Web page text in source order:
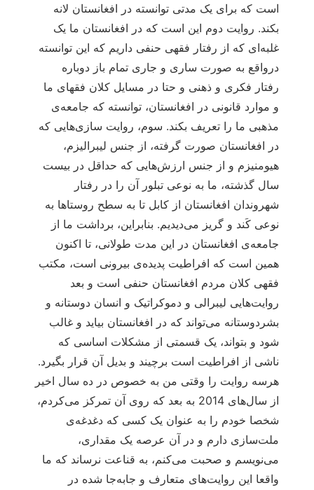
است که برای یک مدتی توانسته در افغانستان لانه
بکند. روایت دوم این است که در افغانستان ما یک
غلبه‌ای که از رفتار فقهی حنفی داریم که این توانسته
درواقع به صورت ساری و جاری تمام باز دوباره
رفتار فکری و ذهنی و حتا در مسایل کلان فقهای ما
و موارد قانونی در افغانستان، توانسته که جامعه‌ی
مذهبی ما را تعریف بکند. سوم، روایت سازی‌هایی که
در افغانستان صورت گرفته، از جنس لیبرالیزم،
هیومنیزم و از جنس ارزش‌هایی که حداقل در بیست
سال گذشته، ما به نوعی تبلور آن را در رفتار
شهروندان افغانستان از کابل تا به سطح روستاها به
نوعی کَند و گریز می‌دیدیم. بنابراین، برداشت ما از
جامعه‌ی افغانستان در این مدت طولانی، تا اکنون
همین است که افراطیت پدیده‌ی بیرونی است، مکتب
فقهی کلان مردم افغانستان حنفی است و بعد
روایت‌هایی لیبرالی و دموکراتیک و انسان دوستانه و
بشردوستانه می‌تواند که در افغانستان بیاید و غالب
شود و بتواند، یک قسمتی از مشکلات اساسی که
ناشی از افراطیت است برچیند و بدیل آن قرار بگیرد.
هرسه روایت را وقتی من به خصوص در ده سال اخیر
از سال‌های 2014 به بعد که روی آن تمرکز می‌کردم،
شخصا خودم را به عنوان یک کسی که دغدغه‌ی
ملت‌سازی دارم و در آن عرصه یک مقداری،
می‌نویسم و صحبت می‌کنم، به قناعت نرساند که ما
واقعا این روایت‌های متعارف و جابه‌جا شده در